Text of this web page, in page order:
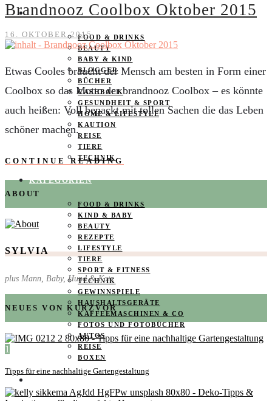
PRODUKTTESTER GESUCHT
FOOD & DRINKS
BEAUTY
BABY & KIND
BLOGGER
BÜCHER
CASHBACK
GESUNDHEIT & SPORT
HOME & LIFESTYLE
KAUTION
REISE
TIERE
TECHNIK
KATEGORIEN
FOOD & DRINKS
KIND & BABY
BEAUTY
REZEPTE
LIFESTYLE
TIERE
SPORT & FITNESS
TECHNIK
GEWINNSPIELE
HAUSHALTSGERÄTE
KAFFEEMASCHINEN & CO
FOTOS UND FOTOBÜCHER
AUTOS
REISE
BOXEN
Brandnooz Coolbox Oktober 2015
16. OKTOBER 2015
Etwas Cooles braucht der Mensch am besten in Form einer
Coolbox so das Motto der brandnooz Coolbox – es könnte
auch heißen: Voll bepackt mit tollen Sachen die das Leben
schöner machen.
CONTINUE READING
ABOUT
SYLVIA
plus Mann, Baby, Hund & Katz
NEUES VON KURZVOR
1
Tipps für eine nachhaltige Gartengestaltung